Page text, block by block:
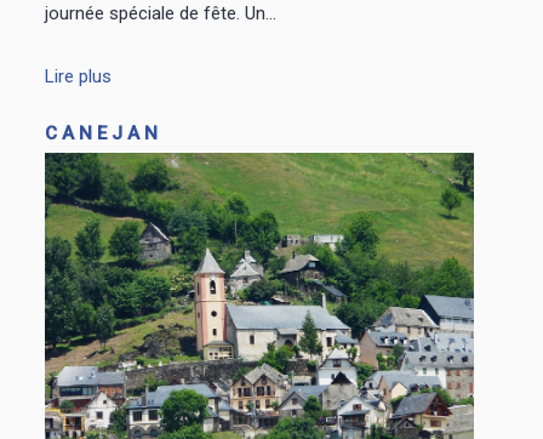
journée spéciale de fête. Un...
Lire plus
CANEJAN